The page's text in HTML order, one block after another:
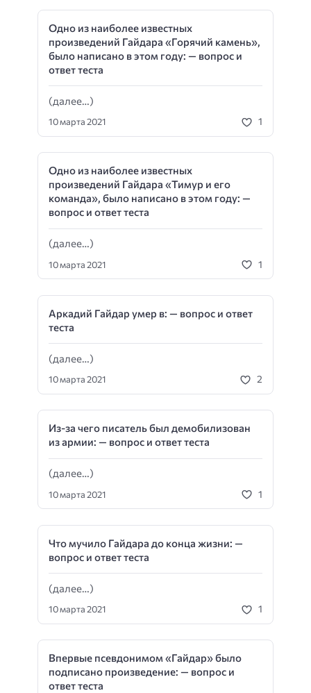
Одно из наиболее известных
произведений Гайдара «Горячий камень»,
было написано в этом году: — вопрос и
ответ теста
(далее…)
10 марта 2021 1
Одно из наиболее известных
произведений Гайдара «Тимур и его
команда», было написано в этом году: —
вопрос и ответ теста
(далее…)
10 марта 2021 1
Аркадий Гайдар умер в: — вопрос и ответ
теста
(далее…)
10 марта 2021 2
Из-за чего писатель был демобилизован
из армии: — вопрос и ответ теста
(далее…)
10 марта 2021 1
Что мучило Гайдара до конца жизни: —
вопрос и ответ теста
(далее…)
10 марта 2021 1
Впервые псевдонимом «Гайдар» было
подписано произведение: — вопрос и
ответ теста